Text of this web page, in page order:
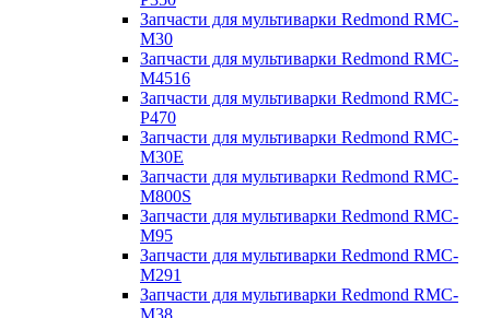
Запчасти для мультиварки Redmond RMC-
M30
Запчасти для мультиварки Redmond RMC-
M4516
Запчасти для мультиварки Redmond RMC-
P470
Запчасти для мультиварки Redmond RMC-
M30E
Запчасти для мультиварки Redmond RMC-
M800S
Запчасти для мультиварки Redmond RMC-
M95
Запчасти для мультиварки Redmond RMC-
M291
Запчасти для мультиварки Redmond RMC-
M38